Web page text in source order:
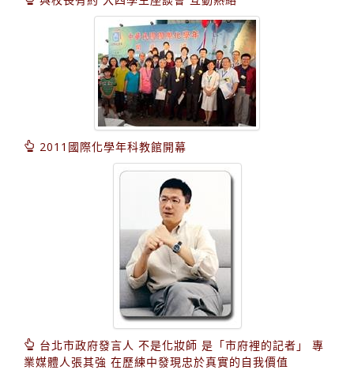
2011國際化學年科教館開幕
台北市政府發言人 不是化妝師 是「市府裡的記者」 專
業媒體人張其強 在歷練中發現忠於真實的自我價值